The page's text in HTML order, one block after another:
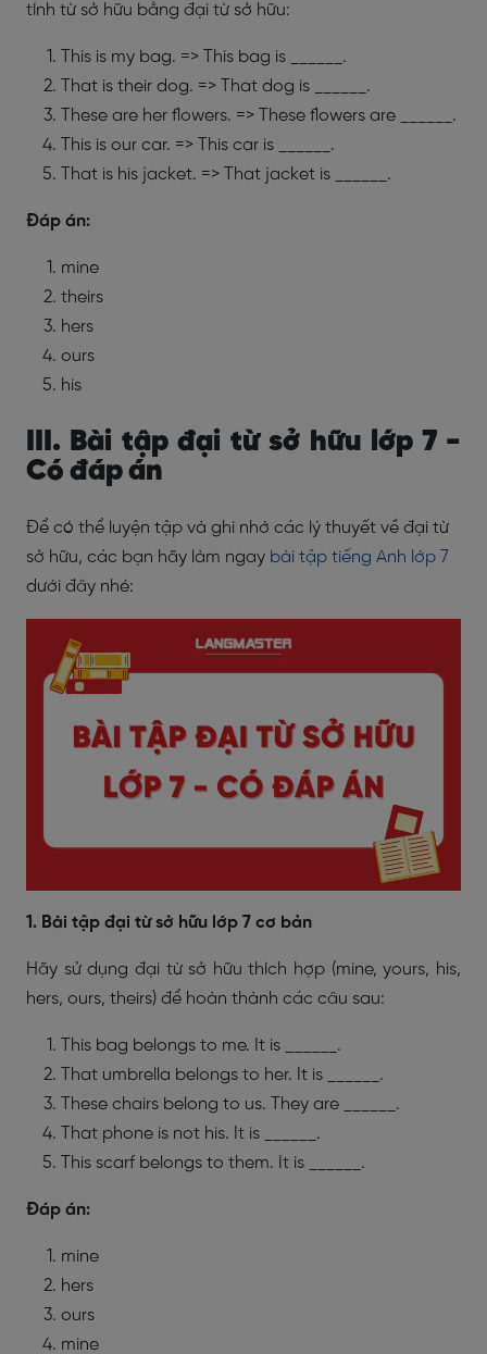
tính từ sở hữu bằng đại từ sở hữu:
This is my bag. => This bag is ______.
That is their dog. => That dog is ______.
These are her flowers. => These flowers are ______.
This is our car. => This car is ______.
That is his jacket. => That jacket is ______.
Đáp án:
mine
theirs
hers
ours
his
III. Bài tập đại từ sở hữu lớp 7 -
Có đáp án
Để có thể luyện tập và ghi nhớ các lý thuyết về đại từ
sở hữu, các bạn hãy làm ngay bài tập tiếng Anh lớp 7
dưới đây nhé:
1. Bài tập đại từ sở hữu lớp 7 cơ bản
Hãy sử dụng đại từ sở hữu thích hợp (mine, yours, his,
hers, ours, theirs) để hoàn thành các câu sau:
This bag belongs to me. It is ______.
That umbrella belongs to her. It is ______.
These chairs belong to us. They are ______.
That phone is not his. It is ______.
This scarf belongs to them. It is ______.
Đáp án:
mine
hers
ours
mine